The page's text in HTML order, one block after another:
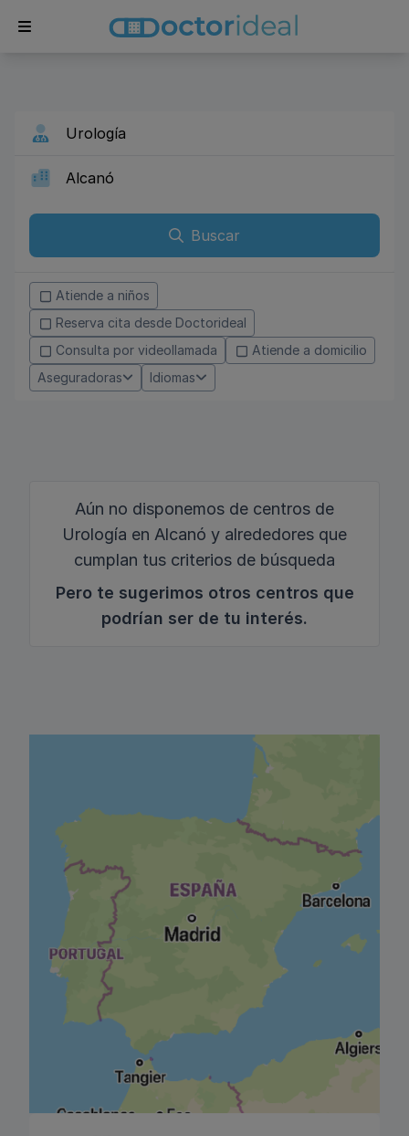
Buscar
Atiende a niños
Reserva cita desde Doctorideal
Consulta por videollamada
Atiende a domicilio
Aseguradoras
Idiomas
Aún no disponemos de centros de
Urología en Alcanó y alrededores que
cumplan tus criterios de búsqueda
Pero te sugerimos otros centros que
podrían ser de tu interés.